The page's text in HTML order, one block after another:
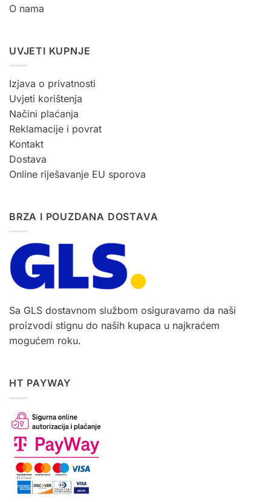
O nama
UVJETI KUPNJE
Izjava o privatnosti
Uvjeti korištenja
Načini plaćanja
Reklamacije i povrat
Kontakt
Dostava
Online riješavanje EU sporova
BRZA I POUZDANA DOSTAVA
Sa GLS dostavnom službom osiguravamo da naši
proizvodi stignu do naših kupaca u najkraćem
mogućem roku.
HT PAYWAY